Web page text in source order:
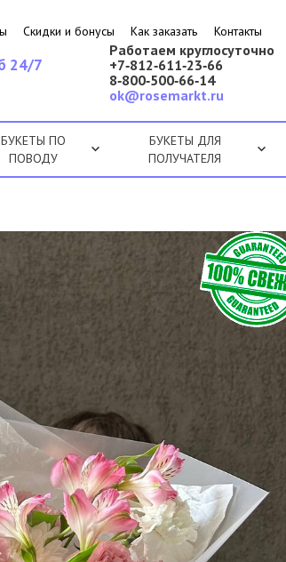
Скидки и бонусы Как заказать Контакты
Работаем круглосуточно
+7‑812‑611‑23‑66
8‑800‑500‑66‑14
ok@rosemarkt.ru
24/7
БУКЕТЫ ПО
ПОВОДУ
БУКЕТЫ ДЛЯ
ПОЛУЧАТЕЛЯ